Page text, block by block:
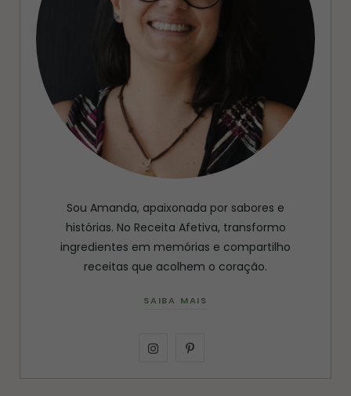
Sou Amanda, apaixonada por sabores e
histórias. No Receita Afetiva, transformo
ingredientes em memórias e compartilho
receitas que acolhem o coração.
SAIBA MAIS
I
n
P
i